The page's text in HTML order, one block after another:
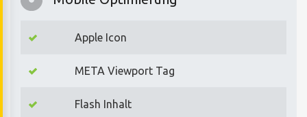
Apple Icon
META Viewport Tag
Flash Inhalt